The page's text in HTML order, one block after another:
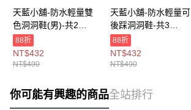
天藍小舖-防水輕量雙
色洞洞鞋(男)-共2
色-$490【A27270465
】
88折
NT$432
NT$490
天藍小舖-防水輕量可
後踩洞洞鞋-共3
色-$490【A27270466
】
88折
NT$432
NT$490
你可能有興趣的商品全站排行